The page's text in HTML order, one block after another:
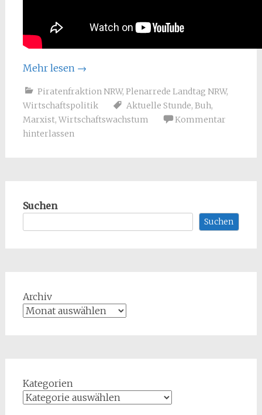
Mehr lesen →
Piratenfraktion NRW, Plenarrede Landtag NRW,
Wirtschaftspolitik
Aktuelle Stunde, Buh,
Marxist, Wirtschaftswachstum
Kommentar
hinterlassen
Suchen
Suchen
Archiv
Kategorien